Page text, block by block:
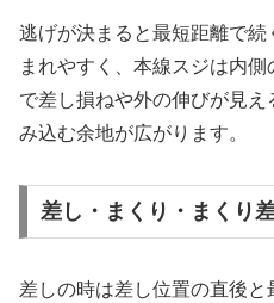
逃げが決まると最短距離で
まれやすく、本線スジは内
で差し損ねや外の伸びが見
み込む余地が広がります。
差し・まくり・まくり
差しの時は差し位置の直後